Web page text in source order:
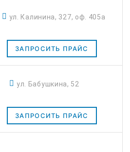
ул. Калинина, 327, оф. 405а
ЗАПРОСИТЬ ПРАЙС
ул. Бабушкина, 52
ЗАПРОСИТЬ ПРАЙС